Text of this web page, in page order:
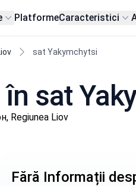
PlatformeCaracteristici
sat Yakymchytsi
sat
Regiunea Liov
Fără Informații